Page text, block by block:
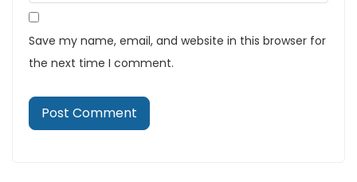
Save my name, email, and website in this browser for
the next time I comment.